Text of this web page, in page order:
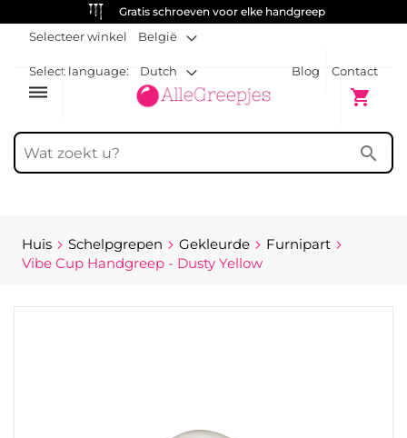
Gratis schroeven voor elke handgreep
Blog Contact
Selecteer winkel België
Select language: Dutch
dehaze shopping_cart
search
Huis Schelpgrepen Gekleurde
Furnipart
Vibe Cup Handgreep - Dusty Yellow